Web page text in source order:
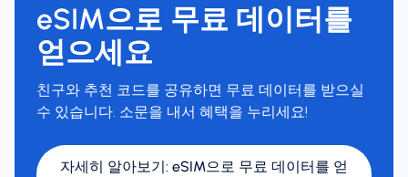
eSIM으로 무료 데이터를
얻으세요
친구와 추천 코드를 공유하면 무료 데이터를 받으실
수 있습니다. 소문을 내서 혜택을 누리세요!
자세히 알아보기: eSIM으로 무료 데이터를 얻